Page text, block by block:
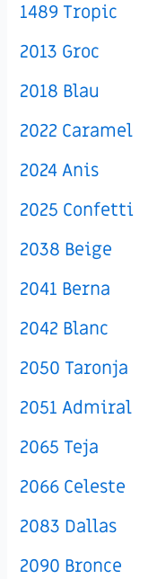
1489 Tropic
2013 Groc
2018 Blau
2022 Caramel
2024 Anis
2025 Confetti
2038 Beige
2041 Berna
2042 Blanc
2050 Taronja
2051 Admiral
2065 Teja
2066 Celeste
2083 Dallas
2090 Bronce